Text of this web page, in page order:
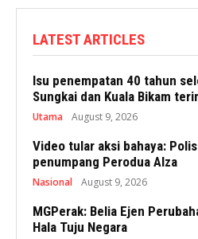
LATEST ARTICLES
Isu penempatan 40 tahun
Sungkai dan Kuala Bikam
Utama August 9, 2026
Video tular aksi bahaya:
penumpang Perodua Alza
Nasional August 9, 2026
MGPerak: Belia Ejen
Hala Tuju Negara